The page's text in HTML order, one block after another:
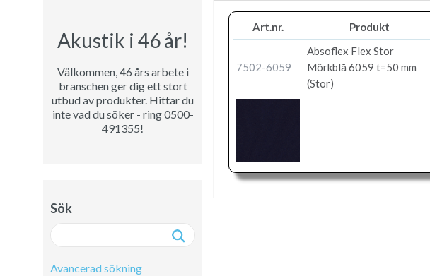
Akustik i 46 år!
Välkommen, 46 års arbete i
branschen ger dig ett stort
utbud av produkter. Hittar du
inte vad du söker - ring 0500-
491355!
Sök
Avancerad sökning
Art.nr. Produkt
7502-6059
Absoflex Flex Stor
Mörkblå 6059 t=50 mm
(Stor)